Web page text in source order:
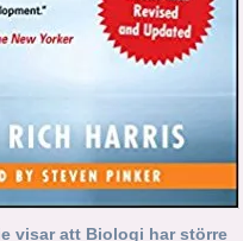
visar att Biologi har större